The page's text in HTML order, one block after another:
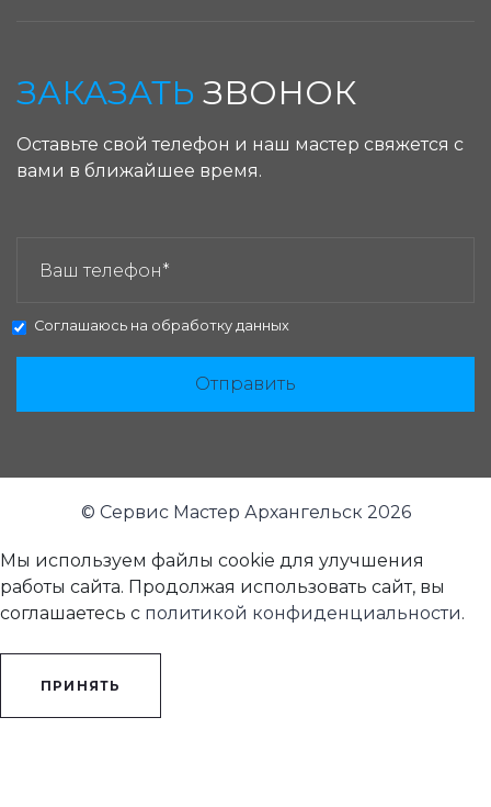
ЗАКАЗАТЬ ЗВОНОК
Оставьте свой телефон и наш мастер свяжется с
вами в ближайшее время.
Соглашаюсь на обработку данных
Отправить
© Сервис Мастер Архангельск 2026
Мы используем файлы cookie для улучшения
работы сайта. Продолжая использовать сайт, вы
соглашаетесь с политикой конфиденциальности.
ПРИНЯТЬ